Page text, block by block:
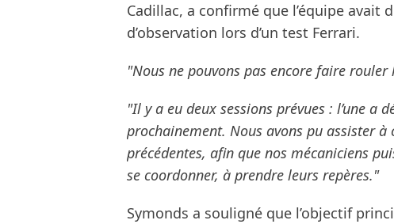
Cadillac, a confirmé que l’équipe avait
d’observation lors d’un test Ferrari.
"Nous ne pouvons pas encore faire
"Il y a eu deux sessions prévues : l’une a
prochainement. Nous avons pu assister
précédentes, afin que nos mécaniciens
se coordonner, à prendre leurs repères."
Symonds a souligné que l’objectif